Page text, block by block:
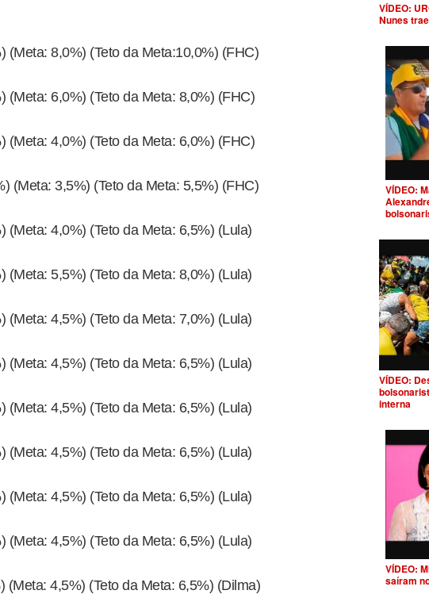
(Meta: 8,0%) (Teto da Meta:10,0%) (FHC)
(Meta: 6,0%) (Teto da Meta: 8,0%) (FHC)
(Meta: 4,0%) (Teto da Meta: 6,0%) (FHC)
(Meta: 3,5%) (Teto da Meta: 5,5%) (FHC)
(Meta: 4,0%) (Teto da Meta: 6,5%) (Lula)
(Meta: 5,5%) (Teto da Meta: 8,0%) (Lula)
(Meta: 4,5%) (Teto da Meta: 7,0%) (Lula)
(Meta: 4,5%) (Teto da Meta: 6,5%) (Lula)
(Meta: 4,5%) (Teto da Meta: 6,5%) (Lula)
(Meta: 4,5%) (Teto da Meta: 6,5%) (Lula)
(Meta: 4,5%) (Teto da Meta: 6,5%) (Lula)
(Meta: 4,5%) (Teto da Meta: 6,5%) (Lula)
(Meta: 4,5%) (Teto da Meta: 6,5%) (Dilma)
VÍDEO:
Nunes
VÍDEO:
VÍDEO:
interna
VÍDEO:
saíram